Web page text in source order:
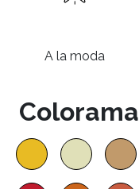
A la moda
Colorama